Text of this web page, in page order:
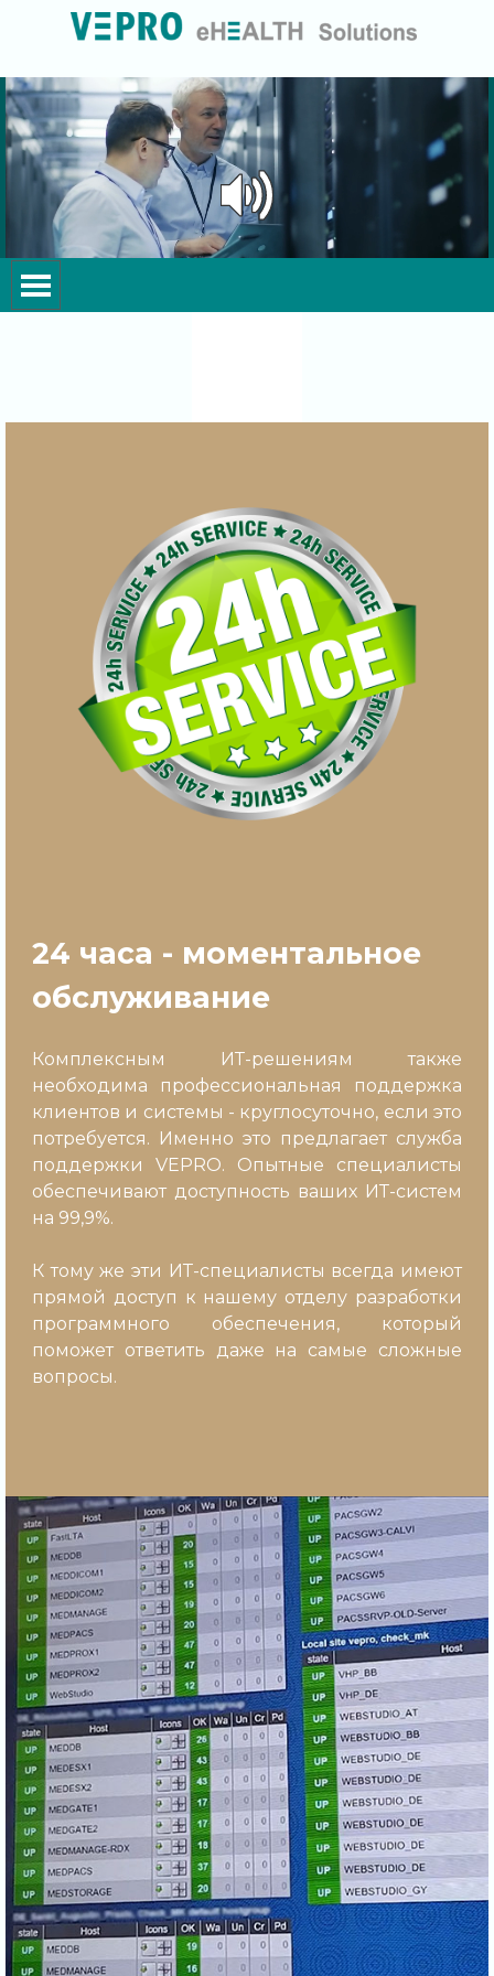
Перейти к контенту
24 часа - моментальное
обслуживание
Комплексным ИТ-решениям также
необходима профессиональная поддержка
клиентов и системы - круглосуточно, если это
потребуется. Именно это предлагает служба
поддержки VEPRO. Опытные специалисты
обеспечивают доступность ваших ИТ-систем
на 99,9%.
К тому же эти ИТ-специалисты всегда имеют
прямой доступ к нашему отделу разработки
программного обеспечения, который
поможет ответить даже на самые сложные
вопросы.